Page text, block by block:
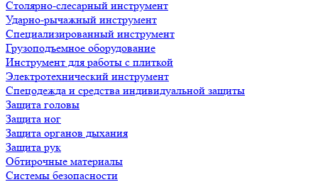
Столярно-слесарный инструмент
Ударно-рычажный инструмент
Специализированный инструмент
Грузоподъемное оборудование
Инструмент для работы с плиткой
Электротехнический инструмент
Спецодежда и средства индивидуальной защиты
Защита головы
Защита ног
Защита органов дыхания
Защита рук
Обтирочные материалы
Системы безопасности